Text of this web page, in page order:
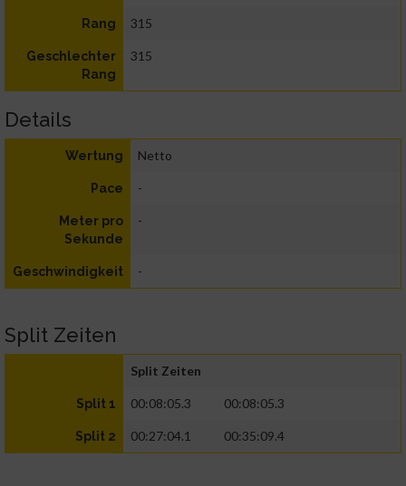
Rang 315
Geschlechter
Rang
315
Details
Wertung Netto
Pace -
Meter pro
Sekunde
-
Geschwindigkeit -
Split Zeiten
Split Zeiten
Split 1 00:08:05.3 00:08:05.3
Split 2 00:27:04.1 00:35:09.4